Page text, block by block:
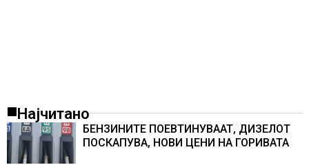
Најчитано
БЕНЗИНИТЕ ПОЕВТИНУВААТ, ДИЗЕЛОТ
ПОСКАПУВА, НОВИ ЦЕНИ НА ГОРИВАТА